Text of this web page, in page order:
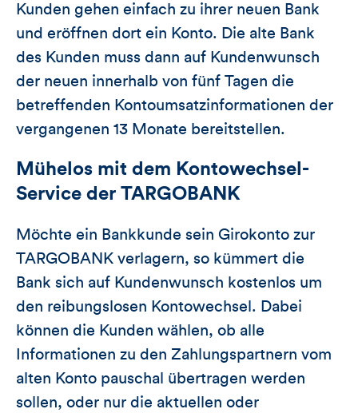
Kunden gehen einfach zu ihrer neuen Bank
und eröffnen dort ein Konto. Die alte Bank
des Kunden muss dann auf Kundenwunsch
der neuen innerhalb von fünf Tagen die
betreffenden Kontoumsatzinformationen der
vergangenen 13 Monate bereitstellen.
Mühelos mit dem Kontowechsel-
Service der TARGOBANK
Möchte ein Bankkunde sein Girokonto zur
TARGOBANK verlagern, so kümmert die
Bank sich auf Kundenwunsch kostenlos um
den reibungslosen Kontowechsel. Dabei
können die Kunden wählen, ob alle
Informationen zu den Zahlungspartnern vom
alten Konto pauschal übertragen werden
sollen, oder nur die aktuellen oder